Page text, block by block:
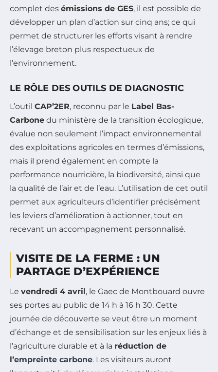
complet des émissions de GES, il est possible de
développer un plan d’action sur cinq ans; ce qui
permet de structurer les efforts visant à rendre
l’élevage breton plus respectueux de
l’environnement.
LE RÔLE DES OUTILS DE DIAGNOSTIC
L’outil CAP’2ER, reconnu par le Label Bas-
Carbone du ministère de la transition écologique,
évalue non seulement l’impact environnemental
des exploitations agricoles en termes d’émissions,
mais il prend également en compte la
performance nourricière, la biodiversité, ainsi que
la qualité de l’air et de l’eau. L’utilisation de cet outil
permet aux agriculteurs d’identifier précisément
les leviers d’amélioration à actionner, tout en
recevant un accompagnement personnalisé.
VISITE DE LA FERME : UN
PARTAGE D’EXPÉRIENCE
Le vendredi 4 avril, le Gaec de Montbouard ouvre
ses portes au public de 14 h à 16 h 30. Cette
journée de découverte se veut être un moment
d’échange et de sensibilisation sur les enjeux liés à
l’agriculture durable et à la réduction de
l’empreinte carbone. Les visiteurs auront